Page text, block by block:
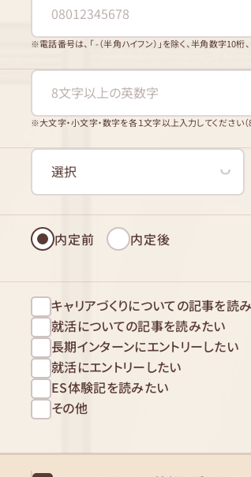
※電話番号は、「 -（半角ハイフン）」を除く、半角数字10
※大文字・小文字・数字を各１文字以上入力してください
内定前 内定後
キャリアづくりについての記事を読
就活についての記事を読みたい
長期インターンにエントリーしたい
就活にエントリーしたい
ES体験記を読みたい
その他